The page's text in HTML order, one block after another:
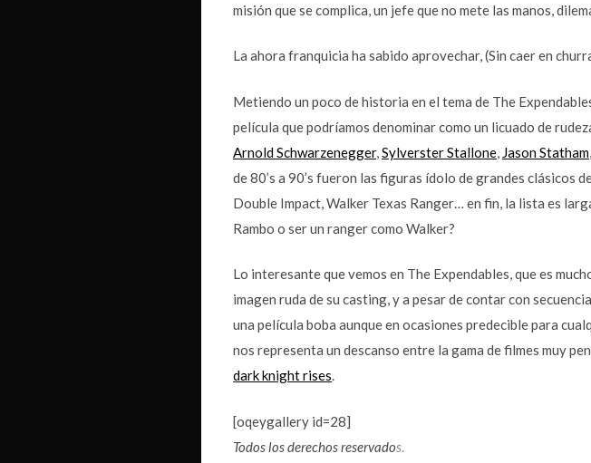
misión que se complica, un jefe que no mete las manos,
La ahora franquicia ha sabido aprovechar, (Sin caer en
Metiendo un poco de historia en el tema de The
película que podríamos denominar como un licuado de
Arnold Schwarzenegger,Sylverster Stallone, Jason Statham,
de 80’s a 90’s fueron las figuras ídolo de grandes clásicos
Double Impact, Walker Texas Ranger… en fin, la lista es
Rambo o ser un ranger como Walker?
Lo interesante que vemos en The Expendables, que es
imagen ruda de su casting, y a pesar de contar con
una película boba aunque en ocasiones predecible para
nos representa un descanso entre la gama de filmes muy
dark knight rises.
[oqeygallery id=28]
Todos los derechos reservados.